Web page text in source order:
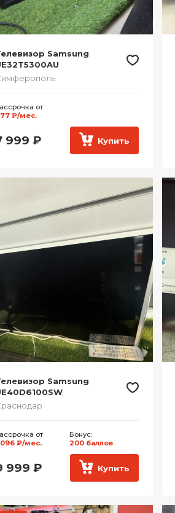
Samsung
от
₽/мес.
999 ₽ Купить
Samsung
от
096 ₽/мес.
Бонус:
200 баллов
999 ₽ Купить